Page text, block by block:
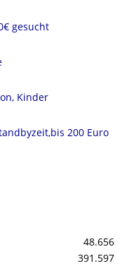
gesucht
Kinder
200 Euro
48.656
391.597